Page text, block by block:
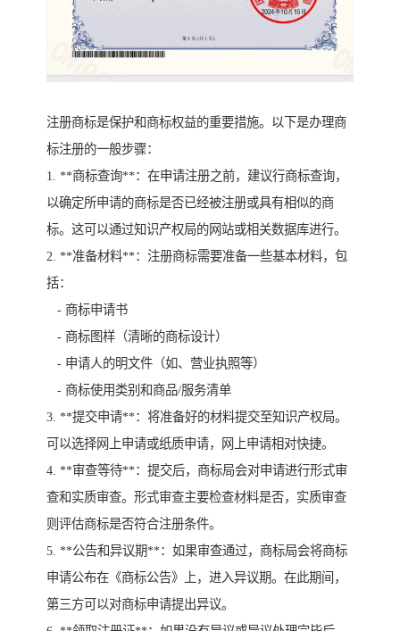
注册商标是保护和商标权益的重要措施。以下是办理商
标注册的一般步骤：
1. **商标查询**：在申请注册之前，建议行商标查询，
以确定所申请的商标是否已经被注册或具有相似的商
标。这可以通过知识产权局的网站或相关数据库进行。
2. **准备材料**：注册商标需要准备一些基本材料，包
括：
- 商标申请书
- 商标图样（清晰的商标设计）
- 申请人的明文件（如、营业执照等）
- 商标使用类别和商品/服务清单
3. **提交申请**：将准备好的材料提交至知识产权局。
可以选择网上申请或纸质申请，网上申请相对快捷。
4. **审查等待**：提交后，商标局会对申请进行形式审
查和实质审查。形式审查主要检查材料是否，实质审查
则评估商标是否符合注册条件。
5. **公告和异议期**：如果审查通过，商标局会将商标
申请公布在《商标公告》上，进入异议期。在此期间，
第三方可以对商标申请提出异议。